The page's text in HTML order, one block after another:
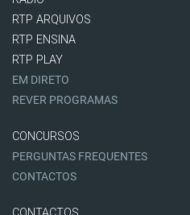
RTP ARQUIVOS
RTP ENSINA
RTP PLAY
EM DIRETO
REVER PROGRAMAS
CONCURSOS
PERGUNTAS FREQUENTES
CONTACTOS